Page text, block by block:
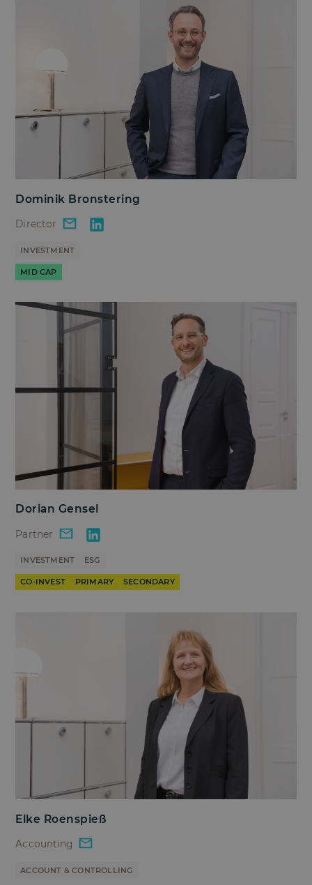
Dominik Bronstering
Director
INVESTMENT
MID CAP
Dorian Gensel
Partner
INVESTMENT ESG
CO-INVEST PRIMARY SECONDARY
Elke Roenspieß
Accounting
ACCOUNT & CONTROLLING